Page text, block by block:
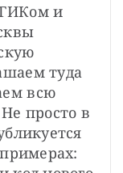
и
туда
всю
просто в